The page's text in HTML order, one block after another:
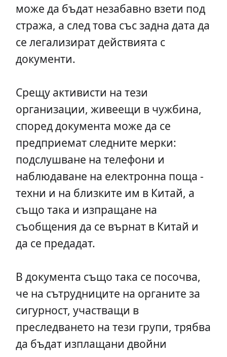
може да бъдат незабавно взети под
стража, а след това със задна дата да
се легализират действията с
документи.
Срещу активисти на тези
организации, живеещи в чужбина,
според документа може да се
предприемат следните мерки:
подслушване на телефони и
наблюдаване на електронна поща -
техни и на близките им в Китай, а
също така и изпращане на
съобщения да се върнат в Китай и
да се предадат.
В документа също така се посочва,
че на сътрудниците на органите за
сигурност, участващи в
преследването на тези групи, трябва
да бъдат изплащани двойни